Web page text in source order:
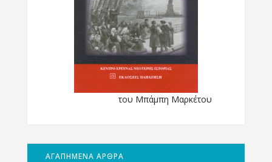
του Μπάμπη Μαρκέτου
ΑΓΑΠΗΜΕΝΑ ΑΡΘΡΑ